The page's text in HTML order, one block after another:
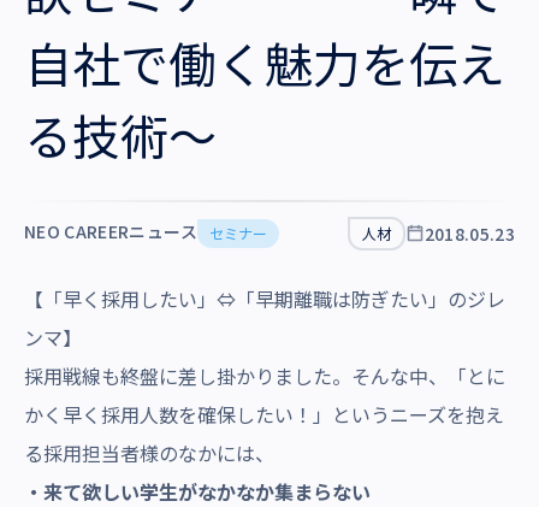
グループ会社
採用情報
自社で働く魅力を伝え
る技術～
NEO CAREERニュース セミナー 人材 2018.05.23
【「早く採用したい」⇔「早期離職は防ぎたい」のジレ
ンマ】
採用戦線も終盤に差し掛かりました。そんな中、「とに
かく早く採用人数を確保したい！」というニーズを抱え
る採用担当者様のなかには、
・来て欲しい学生がなかなか集まらない